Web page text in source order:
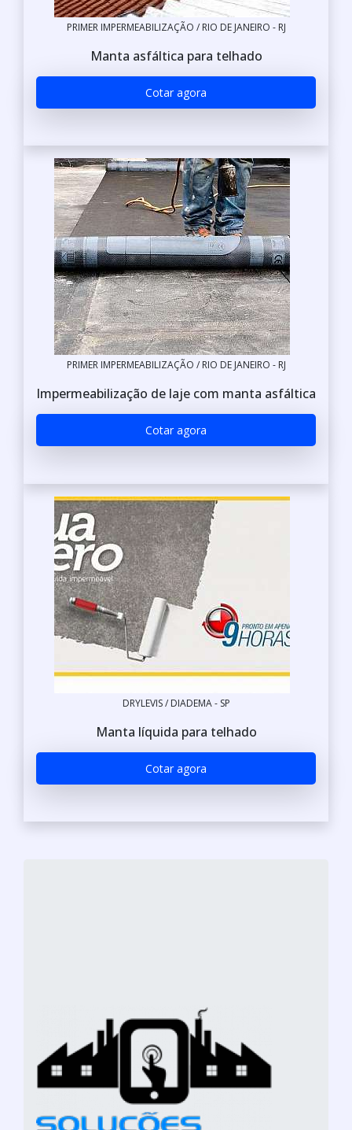
PRIMER IMPERMEABILIZAÇÃO / RIO DE JANEIRO - RJ
Manta asfáltica para telhado
Cotar agora
PRIMER IMPERMEABILIZAÇÃO / RIO DE JANEIRO - RJ
Impermeabilização de laje com manta asfáltica
Cotar agora
DRYLEVIS / DIADEMA - SP
Manta líquida para telhado
Cotar agora